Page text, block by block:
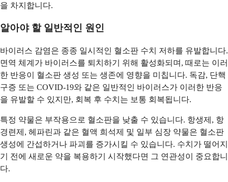
을 차지합니다.
알아야 할 일반적인 원인
바이러스 감염은 종종 일시적인 혈소판 수치 저하를 유발합니다.
면역 체계가 바이러스를 퇴치하기 위해 활성화되며, 때로는 이러
한 반응이 혈소판 생성 또는 생존에 영향을 미칩니다. 독감, 단핵
구증 또는 COVID-19와 같은 일반적인 바이러스가 이러한 반응
을 유발할 수 있지만, 회복 후 수치는 보통 회복됩니다.
특정 약물은 부작용으로 혈소판을 낮출 수 있습니다. 항생제, 항
경련제, 헤파린과 같은 혈액 희석제 및 일부 심장 약물은 혈소판
생성에 간섭하거나 파괴를 증가시킬 수 있습니다. 수치가 떨어지
기 전에 새로운 약을 복용하기 시작했다면 그 연관성이 중요합니
다.